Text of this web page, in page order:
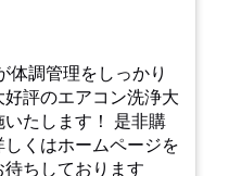
体調管理をしっかり
評のエアコン洗浄大
たします！ 是非購
くはホームページを
ちしております